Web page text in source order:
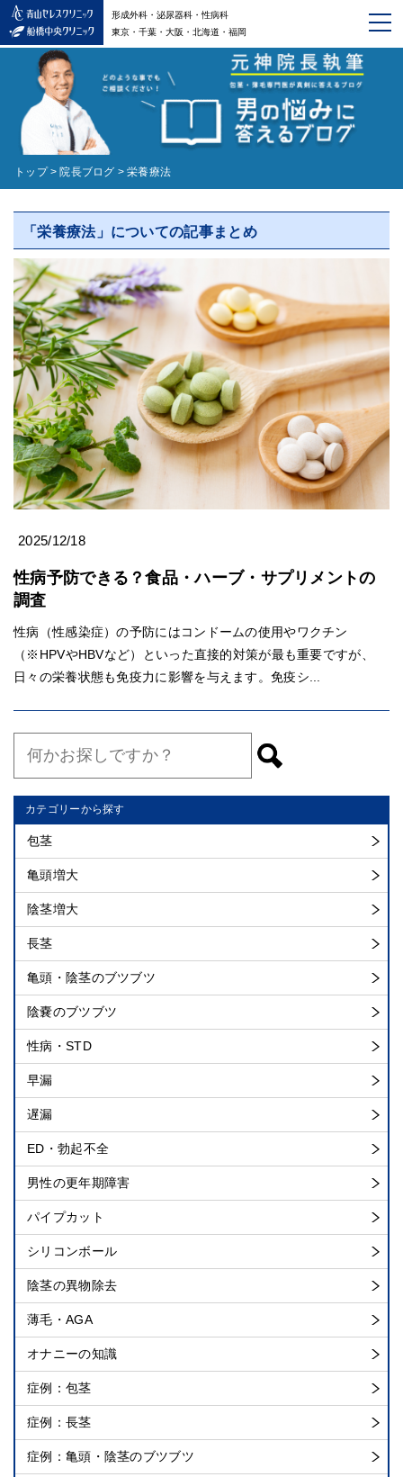
形成外科・泌尿器科・性病科
東京・千葉・大阪・北海道・福岡
トップ > 院長ブログ > 栄養療法
「栄養療法」についての記事まとめ
2025/12/18
性病予防できる？食品・ハーブ・サプリメントの
調査
性病（性感染症）の予防にはコンドームの使用やワクチン
（※HPVやHBVなど）といった直接的対策が最も重要ですが、
日々の栄養状態も免疫力に影響を与えます。免疫シ...
カテゴリーから探す
包茎
亀頭増大
陰茎増大
長茎
亀頭・陰茎のブツブツ
陰嚢のブツブツ
性病・STD
早漏
遅漏
ED・勃起不全
男性の更年期障害
パイプカット
シリコンボール
陰茎の異物除去
薄毛・AGA
オナニーの知識
症例：包茎
症例：長茎
症例：亀頭・陰茎のブツブツ